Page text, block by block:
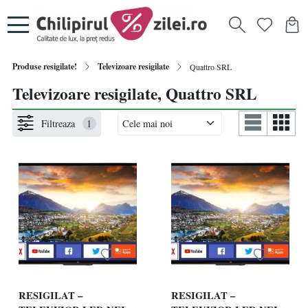
Produse resigilate! Televizoare resigilate Quattro SRL
Televizoare resigilate, Quattro SRL
Filtreaza 1
RESIGILAT –
RESIGILAT –